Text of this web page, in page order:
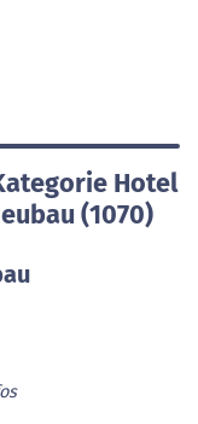
Hotel
(1070)